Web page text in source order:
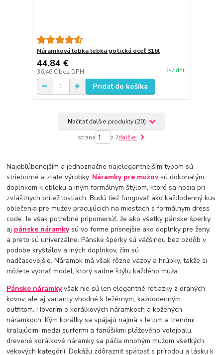
Náramková lebka lebka gotická oceľ 316l
44,84 €
36,46 € bez DPH 3-7 dní
Pridať do košíka
Načítať ďalšie produkty (20)
strana z 7ďalšie
Najobľúbenejším a jednoznačne najelegantnejším typom sú
strieborné a zlaté výrobky. Náramky pre mužovsú dokonalým
doplnkom k obleku a iným formálnym štýlom, ktoré sa nosia pri
zvláštnych príležitostiach. Budú tiež fungovať ako každodenný kus
oblečenia pre mužov pracujúcich na miestach s formálnym dress
code. Je však potrebné pripomenúť, že ako všetky pánske šperky,
aj pánske náramkysú vo forme prísnejšie ako doplnky pre ženy,
a preto sú univerzálne. Pánske šperky sú väčšinou bez ozdôb v
podobe kryštálov a iných doplnkov, čím sú
nadčasovejšie. Náramok má však rôzne väzby a hrúbky, takže si
môžete vybrať model, ktorý sadne štýlu každého muža.
Pánske náramkyvšak nie sú len elegantné retiazky z drahých
kovov, ale aj varianty vhodné k ležérnym, každodenným
outfitom. Hovorím o korálkových náramkoch a kožených
náramkoch. Kým korálky sa spájajú najmä s letom a trendmi
kraľujúcimi medzi surfermi a fanúšikmi plážového volejbalu,
drevené korálkové náramky sa páčia mnohým mužom všetkých
vekových kategórií. Dokážu zdôrazniť spätosť s prírodou a lásku k